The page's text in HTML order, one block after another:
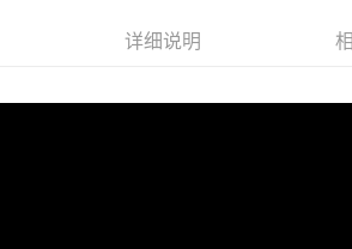
详细说明